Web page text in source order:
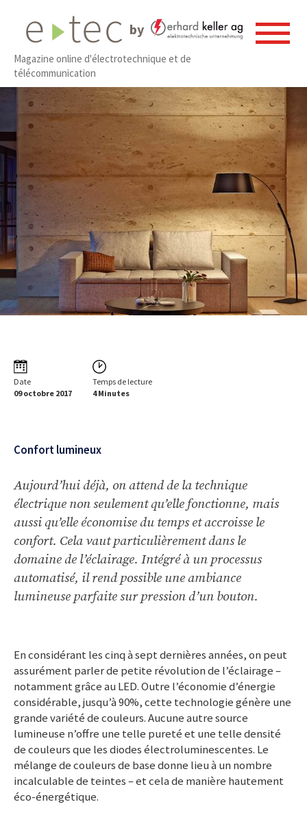
by
Magazine online d'électrotechnique et de
télécommunication
Date
09 octobre 2017
Temps de lecture
4 Minutes
Confort lumineux
Aujourd’hui déjà, on attend de la technique
électrique non seulement qu’elle fonctionne, mais
aussi qu’elle économise du temps et accroisse le
confort. Cela vaut particulièrement dans le
domaine de l’éclairage. Intégré à un processus
automatisé, il rend possible une ambiance
lumineuse parfaite sur pression d’un bouton.
En considérant les cinq à sept dernières années, on peut
assurément parler de petite révolution de l’éclairage –
notamment grâce au LED. Outre l’économie d’énergie
considérable, jusqu’à 90%, cette technologie génère une
grande variété de couleurs. Aucune autre source
lumineuse n’offre une telle pureté et une telle densité
de couleurs que les diodes électroluminescentes. Le
mélange de couleurs de base donne lieu à un nombre
incalculable de teintes – et cela de manière hautement
éco-énergétique.